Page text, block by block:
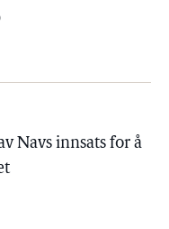
Navs innsats for å